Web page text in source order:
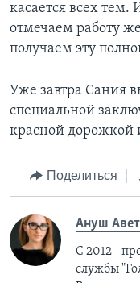
касается всех
отмечаем работу
получаем эту
Уже завтра Сания
специальной
красной дорожкой
Поделиться
Ануш
С 2012 -
службы